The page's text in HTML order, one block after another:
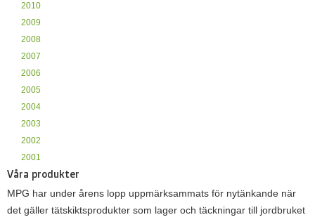
2010
2009
2008
2007
2006
2005
2004
2003
2002
2001
Våra produkter
MPG har under årens lopp uppmärksammats för nytänkande när
det gäller tätskiktsprodukter som lager och täckningar till jordbruket